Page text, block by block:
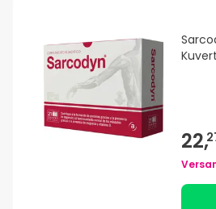
22,